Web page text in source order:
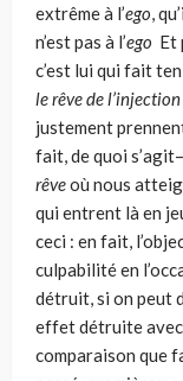
extrême à l’ego,
n’est pas à l’ego Et
c’est lui qui fait
le rêve de l’injection
justement
fait, de quoi
rêveoù nous
qui entrent là en
ceci : en fait,
culpabilité en
détruit, si on peut
effet détruite avec
comparaison que